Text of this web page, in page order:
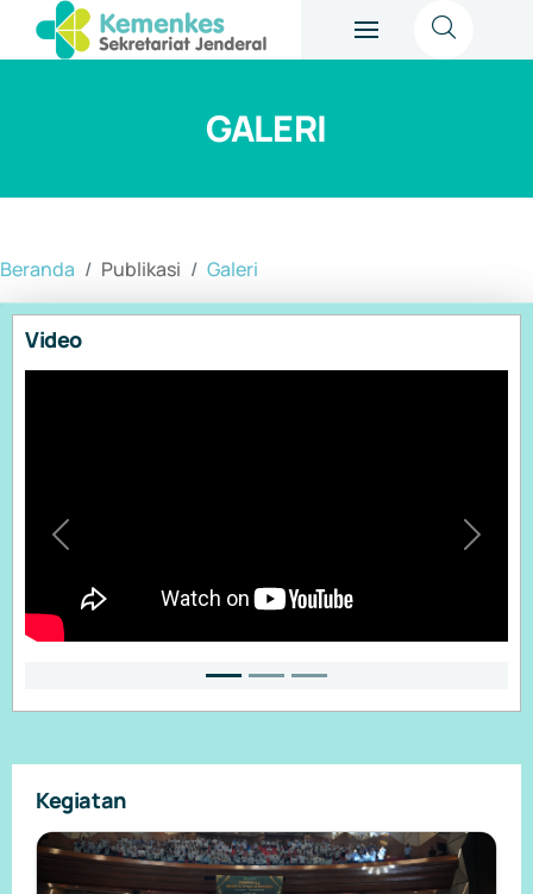
GALERI
Beranda Publikasi Galeri
Video
Previous Next
Kegiatan